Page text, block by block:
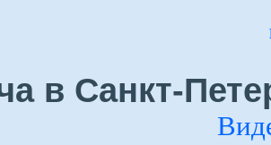
в Санкт-